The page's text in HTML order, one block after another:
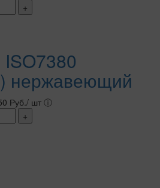
+
нержавеющий
Руб./ шт ⓘ
+